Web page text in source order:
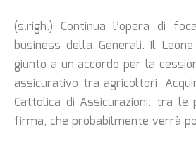
(s.righ.) Continua l’opera di
business della Generali. Il
giunto a un accordo per la
assicurativo tra agricoltori.
Cattolica di Assicurazioni: tra
firma, che probabilmente verrà